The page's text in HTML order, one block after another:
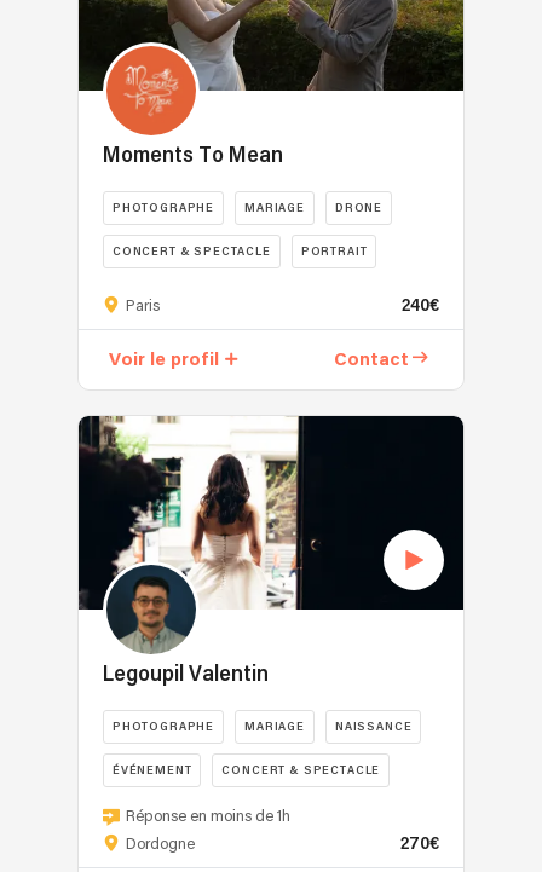
naturelles,
lumineuses
et
qui
vous
ressemblent.
ce
soit
pour
portrait
une
séance
pour
particulier,
un
événement
un
mariage,
j’aborde
chaque
projet
avec
la
même
intention
:
mettre
l’humain
au
Moments To Mean
PHOTOGRAPHE MARIAGE DRONE
CONCERT & SPECTACLE PORTRAIT
To
est
agence
événementielle
photographie,
la
musique
live
spectacles
vivants
(danse,
performances
artistiques).
Paris 240€
Voir le profil Contact
Legoupil Valentin
PHOTOGRAPHE MARIAGE NAISSANCE
ÉVÉNEMENT CONCERT & SPECTACLE
📸
Valentin
Réponse en moins de 1h
Dordogne
270€